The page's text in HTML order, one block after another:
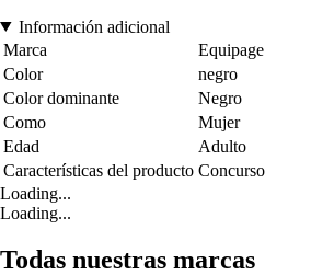
Información adicional
Marca
Equipage
Color
negro
Color dominante
Negro
Como
Mujer
Edad
Adulto
Características del producto Concurso
Loading...
Loading...
Todas nuestras marcas